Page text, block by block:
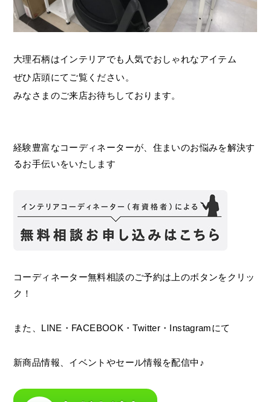
大理石柄はインテリアでも人気でおしゃれなアイテム
ぜひ店頭にてご覧ください。
みなさまのご来店お待ちしております。
経験豊富なコーディネーターが、住まいのお悩みを解決す
るお手伝いをいたします
コーディネーター無料相談のご予約は上のボタンをクリッ
ク！
また、LINE・FACEBOOK・Twitter・Instagramにて
新商品情報、イベントやセール情報を配信中♪